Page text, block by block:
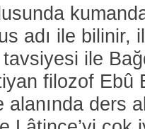
adı ile bilinir,
tavsiyesi ile
filozof Ebû
alanında ders